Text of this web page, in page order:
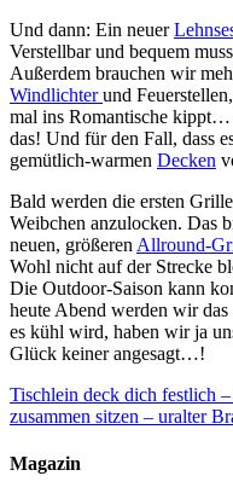
Und dann: Ein neuer
Verstellbar und bequem
Außerdem brauchen wir
Windlichterund
mal ins Romantische
das! Und für den Fall, dass
gemütlich-warmen Decken
Bald werden die ersten
Weibchen anzulocken. Das
neuen, größeren Allround-
Wohl nicht auf der Strecke
Die Outdoor-Saison kann
heute Abend werden wir
es kühl wird, haben wir ja
Glück keiner angesagt…!
Tischlein deck dich festlich
zusammen sitzen – uralter
Magazin